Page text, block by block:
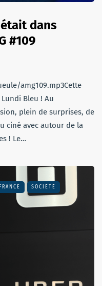
dans
#109
amg109.mp3Cette
Bleu ! Au
plein de surprises, de
ciné avec autour de la
! Le…
FRANCE SOCIÉTÉ